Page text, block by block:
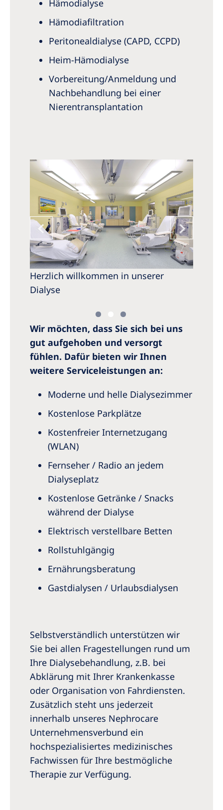
Hämodialyse
Hämodiafiltration
Peritonealdialyse (CAPD, CCPD)
Heim-Hämodialyse
Vorbereitung/Anmeldung und
Nachbehandlung bei einer
Nierentransplantation
Herzlich willkommen in unserer
Dialyse
Wir möchten, dass Sie sich bei uns
gut aufgehoben und versorgt
fühlen. Dafür bieten wir Ihnen
weitere Serviceleistungen an:
Moderne und helle Dialysezimmer
Kostenlose Parkplätze
Kostenfreier Internetzugang
(WLAN)
Fernseher / Radio an jedem
Dialyseplatz
Kostenlose Getränke / Snacks
während der Dialyse
Elektrisch verstellbare Betten
Rollstuhlgängig
Ernährungsberatung
Gastdialysen / Urlaubsdialysen
Selbstverständlich unterstützen wir
Sie bei allen Fragestellungen rund um
Ihre Dialysebehandlung, z.B. bei
Abklärung mit Ihrer Krankenkasse
oder Organisation von Fahrdiensten.
Zusätzlich steht uns jederzeit
innerhalb unseres Nephrocare
Unternehmensverbund ein
hochspezialisiertes medizinisches
Fachwissen für Ihre bestmögliche
Therapie zur Verfügung.